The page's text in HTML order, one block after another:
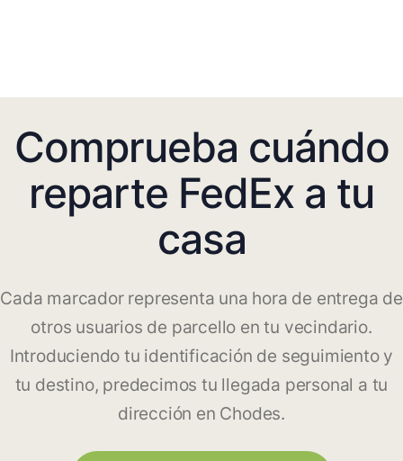
Comprueba cuándo
reparte FedEx a tu
casa
Cada marcador representa una hora de entrega de
otros usuarios de parcello en tu vecindario.
Introduciendo tu identificación de seguimiento y
tu destino, predecimos tu llegada personal a tu
dirección en Chodes.